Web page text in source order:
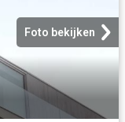
Foto bekijken